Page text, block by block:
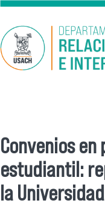
Pasar al contenido
Se encuentra
Convenios
estudiantil:
la